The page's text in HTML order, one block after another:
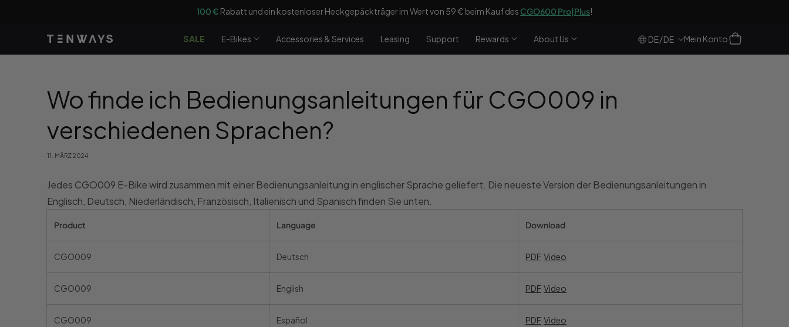
100 € Rabatt und ein kostenloser Heckgepäckträger im Wert von 59 € beim Kauf des CGO600 Pro|Plus!
SALE E-Bikes Accessories & Services Leasing Support Rewards About Us DE/DE Mein Konto
EinloggenWarenkorb
Wo finde ich Bedienungsanleitungen für CGO009 in
verschiedenen Sprachen?
11. MÄRZ 2024
Jedes CGO009 E-Bike wird zusammen mit einer Bedienungsanleitung in englischer Sprache geliefert. Die neueste Version der Bedienungsanleitungen in
Englisch, Deutsch, Niederländisch, Französisch, Italienisch und Spanisch finden Sie unten.
Product Language Download
CGO009 Deutsch PDF Video
CGO009 English PDF Video
CGO009 Español PDF Video